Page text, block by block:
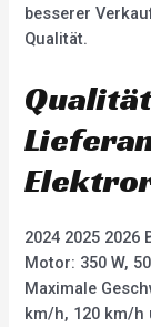
besserer
Qualität.
2024 2025
Motor: 350 W,
Maximale
km/h, 120 km/h